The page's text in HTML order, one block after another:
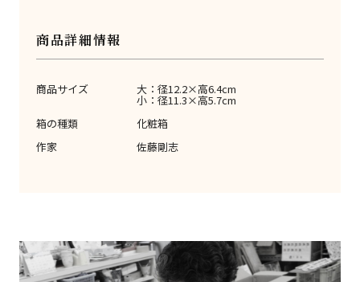
商品詳細情報
商品サイズ 大：径12.2×高6.4cm
小：径11.3×高5.7cm
箱の種類
化粧箱
作家
佐藤剛志